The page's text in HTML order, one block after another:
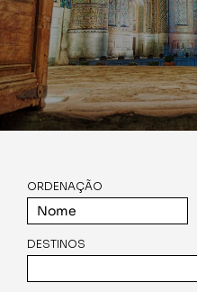
ORDENAÇÃO
DESTINOS